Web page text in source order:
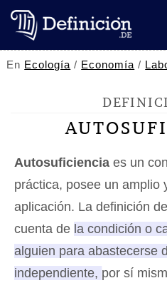
En Ecología / Economía /
Autosuficiencia es un
práctica, posee un amplio
aplicación. La definición
cuenta de la condición o
alguien para abastecerse
independiente, por sí